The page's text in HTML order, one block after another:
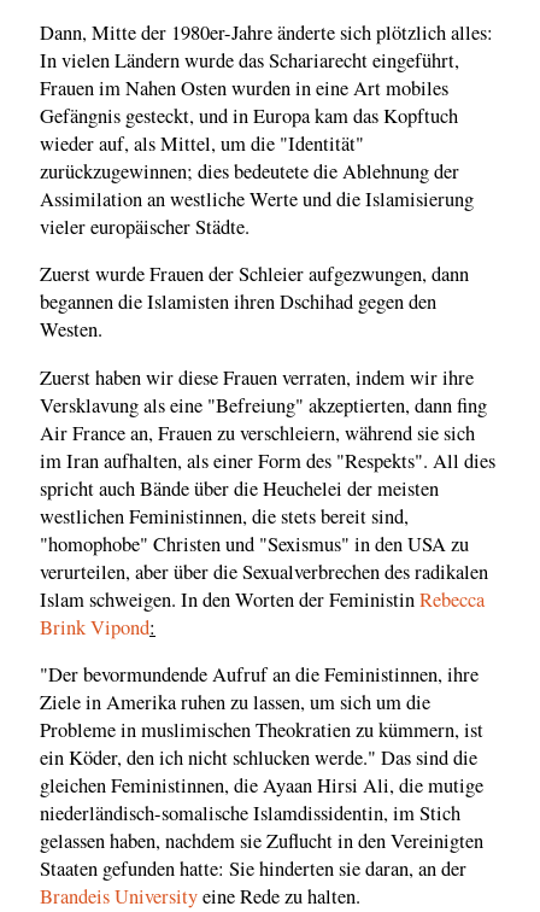
Dann, Mitte der 1980er-Jahre änderte sich plötzlich alles:
In vielen Ländern wurde das Schariarecht eingeführt,
Frauen im Nahen Osten wurden in eine Art mobiles
Gefängnis gesteckt, und in Europa kam das Kopftuch
wieder auf, als Mittel, um die "Identität"
zurückzugewinnen; dies bedeutete die Ablehnung der
Assimilation an westliche Werte und die Islamisierung
vieler europäischer Städte.
Zuerst wurde Frauen der Schleier aufgezwungen, dann
begannen die Islamisten ihren Dschihad gegen den
Westen.
Zuerst haben wir diese Frauen verraten, indem wir ihre
Versklavung als eine "Befreiung" akzeptierten, dann fing
Air France an, Frauen zu verschleiern, während sie sich
im Iran aufhalten, als einer Form des "Respekts". All dies
spricht auch Bände über die Heuchelei der meisten
westlichen Feministinnen, die stets bereit sind,
"homophobe" Christen und "Sexismus" in den USA zu
verurteilen, aber über die Sexualverbrechen des radikalen
Islam schweigen. In den Worten der FeministinRebecca
Brink Vipond:
"Der bevormundende Aufruf an die Feministinnen, ihre
Ziele in Amerika ruhen zu lassen, um sich um die
Probleme in muslimischen Theokratien zu kümmern, ist
ein Köder, den ich nicht schlucken werde." Das sind die
gleichen Feministinnen, die Ayaan Hirsi Ali, die mutige
niederländisch-somalische Islamdissidentin, im Stich
gelassen haben, nachdem sie Zuflucht in den Vereinigten
Staaten gefunden hatte: Sie hinderten sie daran, an der
Brandeis Universityeine Rede zu halten.